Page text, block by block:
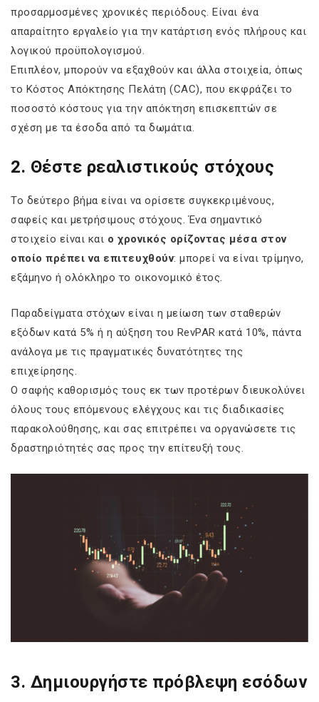
προσαρμοσμένες χρονικές περιόδους. Είναι ένα
απαραίτητο εργαλείο για την κατάρτιση ενός πλήρους και
λογικού προϋπολογισμού.
Επιπλέον, μπορούν να εξαχθούν και άλλα στοιχεία, όπως
το Κόστος Απόκτησης Πελάτη (CAC), που εκφράζει το
ποσοστό κόστους για την απόκτηση επισκεπτών σε
σχέση με τα έσοδα από τα δωμάτια.
2. Θέστε ρεαλιστικούς στόχους
Το δεύτερο βήμα είναι να ορίσετε συγκεκριμένους,
σαφείς και μετρήσιμους στόχους. Ένα σημαντικό
στοιχείο είναι και ο χρονικός ορίζοντας μέσα στον
οποίο πρέπει να επιτευχθούν: μπορεί να είναι τρίμηνο,
εξάμηνο ή ολόκληρο το οικονομικό έτος.
Παραδείγματα στόχων είναι η μείωση των σταθερών
εξόδων κατά 5% ή η αύξηση του RevPAR κατά 10%, πάντα
ανάλογα με τις πραγματικές δυνατότητες της
επιχείρησης.
Ο σαφής καθορισμός τους εκ των προτέρων διευκολύνει
όλους τους επόμενους ελέγχους και τις διαδικασίες
παρακολούθησης, και σας επιτρέπει να οργανώσετε τις
δραστηριότητές σας προς την επίτευξή τους.
3. Δημιουργήστε πρόβλεψη εσόδων